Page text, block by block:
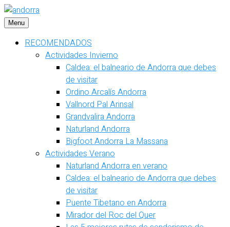
Saltar
alMenu
RECOMENDADOS
Actividades Invierno
Caldea: el balneario de Andorra que debes
de visitar
Ordino Arcalís Andorra
Vallnord Pal Arinsal
Grandvalira Andorra
Naturland Andorra
Bigfoot Andorra La Massana
Actividades Verano
Naturland Andorra en verano
Caldea: el balneario de Andorra que debes
de visitar
Puente Tibetano en Andorra
Mirador del Roc del Quer